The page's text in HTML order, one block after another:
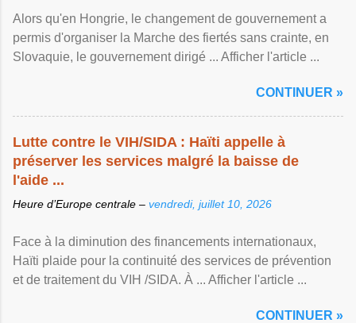
Alors qu'en Hongrie, le changement de gouvernement a
permis d'organiser la Marche des fiertés sans crainte, en
Slovaquie, le gouvernement dirigé ... Afficher l'article ...
CONTINUER »
Lutte contre le VIH/SIDA : Haïti appelle à
préserver les services malgré la baisse de
l'aide ...
Heure d’Europe centrale – vendredi, juillet 10, 2026
Face à la diminution des financements internationaux,
Haïti plaide pour la continuité des services de prévention
et de traitement du VIH /SIDA. À ... Afficher l'article ...
CONTINUER »